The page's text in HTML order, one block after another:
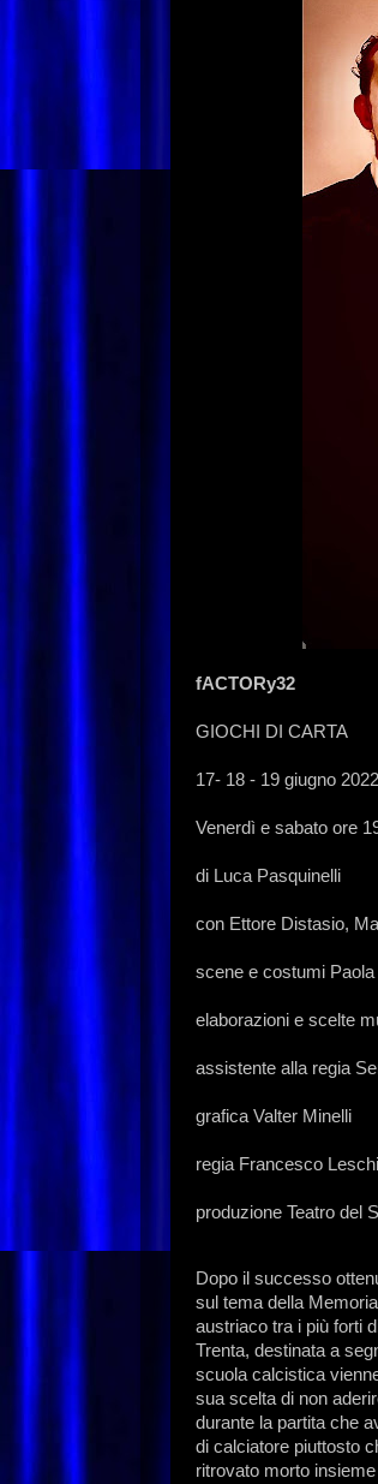
fACTORy32
GIOCHI DI CARTA
17- 18 - 19 giugno 2022
Venerdì e sabato ore
di Luca Pasquinelli
con Ettore Distasio,
scene e costumi
elaborazioni e scelte
assistente alla regia
grafica Valter Minelli
regia Francesco
produzione Teatro del
Dopo il successo
sul tema della
austriaco tra i più forti
Trenta, destinata a
scuola calcistica
sua scelta di non
durante la partita che
di calciatore piuttosto
ritrovato morto